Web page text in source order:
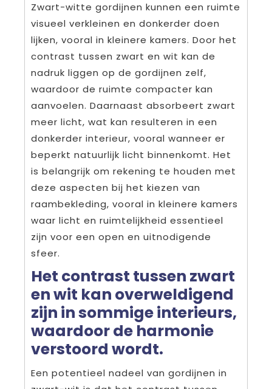
Zwart-witte gordijnen kunnen een ruimte
visueel verkleinen en donkerder doen
lijken, vooral in kleinere kamers. Door het
contrast tussen zwart en wit kan de
nadruk liggen op de gordijnen zelf,
waardoor de ruimte compacter kan
aanvoelen. Daarnaast absorbeert zwart
meer licht, wat kan resulteren in een
donkerder interieur, vooral wanneer er
beperkt natuurlijk licht binnenkomt. Het
is belangrijk om rekening te houden met
deze aspecten bij het kiezen van
raambekleding, vooral in kleinere kamers
waar licht en ruimtelijkheid essentieel
zijn voor een open en uitnodigende
sfeer.
Het contrast tussen zwart
en wit kan overweldigend
zijn in sommige interieurs,
waardoor de harmonie
verstoord wordt.
Een potentieel nadeel van gordijnen in